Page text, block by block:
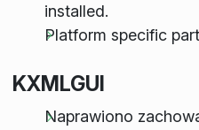
installed.
Platform specific
KXMLGUI
Naprawiono